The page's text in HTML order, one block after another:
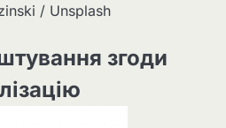
/ Unsplash
згоди